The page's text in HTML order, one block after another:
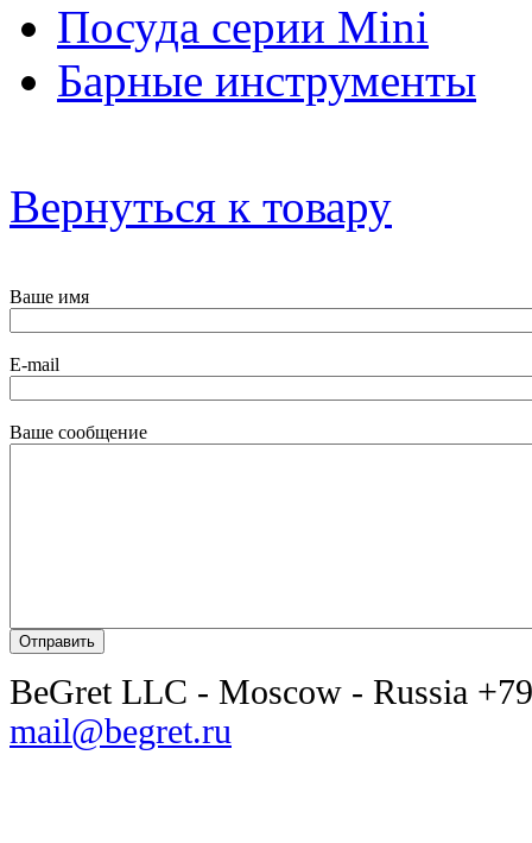
Посуда серии Mini
Барные инструменты
Вернуться к товару
Ваше имя
E-mail
Ваше сообщение
BeGret LLC - Moscow - Russia
mail@begret.ru